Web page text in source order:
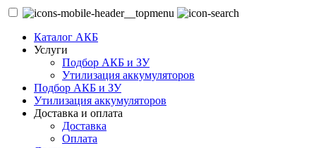
Каталог АКБ
Услуги
Подбор АКБ и ЗУ
Утилизация аккумуляторов
Подбор АКБ и ЗУ
Утилизация аккумуляторов
Доставка и оплата
Доставка
Оплата